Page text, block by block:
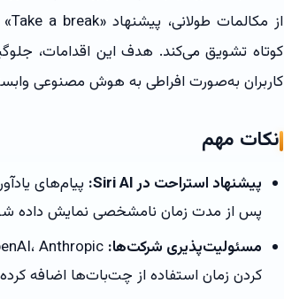
کاربران به‌صورت افراطی به هوش مصنوعی
نکات مهم
پیشنهاد استراحت در Siri AI:
پس از مدت زمان نامشخصی نمایش داده
مسئولیت‌پذیری شرکت‌ها:
کردن زمان استفاده از چت‌بات‌ها اضافه